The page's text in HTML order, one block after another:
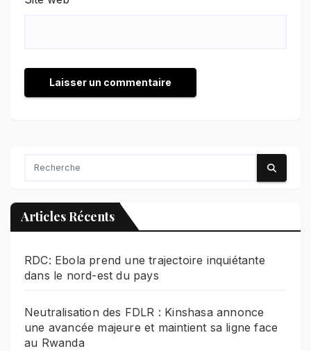
Articles Récents
RDC: Ebola prend une trajectoire inquiétante
dans le nord-est du pays
Neutralisation des FDLR : Kinshasa annonce
une avancée majeure et maintient sa ligne face
au Rwanda